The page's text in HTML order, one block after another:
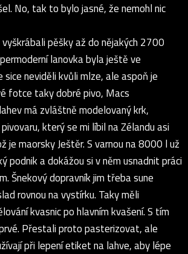
No, tak to bylo jasné, že nemohl nic
pěšky až do nějakých 2700
lanovka byla ještě ve
sice neviděli kvůli mlze, ale aspoň je
fotce taky dobré pivo, Macs
má zvláštně modelovaný krk,
který se mi líbil na Zélandu asi
je maorsky Ještěr. S varnou na 8000 l už
podnik a dokážou si v něm usnadnit práci
Šnekový dopravník jim třeba sune
rovnou na vystírku. Taky měli
kvasnic po hlavním kvašení. S tím
Přestali proto pasterizovat, ale
při lepení etiket na lahve, aby lépe